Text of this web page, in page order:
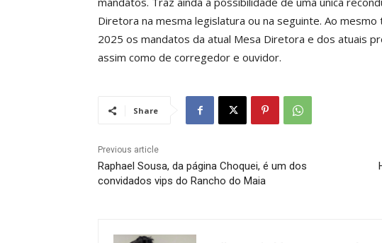
Diretora na mesma legislatura ou na seguinte. Ao
2025 os mandatos da atual Mesa Diretora e dos atuais
assim como de corregedor e ouvidor.
Share
Previous article
Raphael Sousa, da página Choquei, é um dos
convidados vips do Rancho do Maia